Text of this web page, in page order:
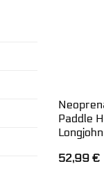
Paddle
Longjohn
52,99 €